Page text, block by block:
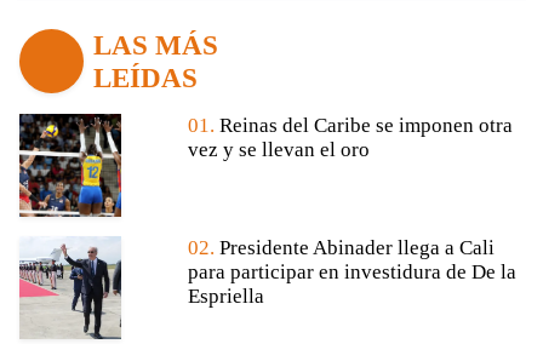
LAS MÁS
LEÍDAS
01. Reinas del Caribe se imponen otra
vez y se llevan el oro
02. Presidente Abinader llega a Cali
para participar en investidura de De la
Espriella